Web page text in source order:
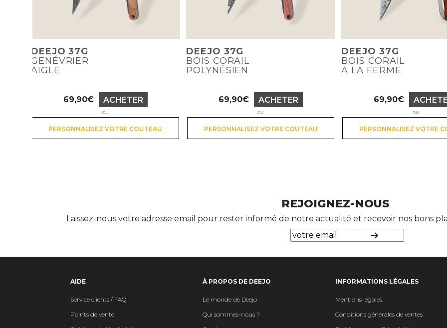
DEEJO 37G
GENÉVRIER
AIGLE
Prix
69,90€ ACHETER
ou
PERSONNALISEZ VOTRE COUTEAU
DEEJO 37G
BOIS CORAIL
POLYNÉSIEN
Prix
69,90€ ACHETER
ou
PERSONNALISEZ VOTRE COUTEAU
DEEJO 37G
BOIS CORAIL
A LA FERME
Prix
69,90€
ou
PERSONNALISEZ VOTRE
REJOIGNEZ-NOUS
Laissez-nous votre adresse email pour rester informé de notre actualité et recevoir nos bons
AIDE
Service clients / FAQ
Points de vente
À PROPOS DE DEEJO
Le monde de Deejo
Qui sommes-nous ?
INFORMATIONS LÉGALES
Mentions légales
Conditions générales de ventes